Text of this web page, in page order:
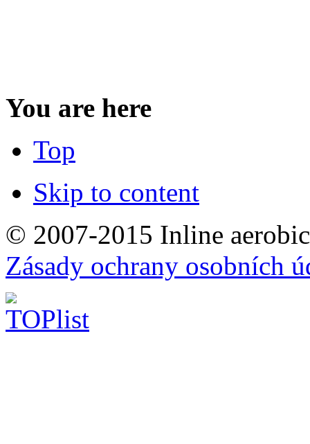
You are here
Top
Skip to content
© 2007-2015 Inline
Zásady ochrany osobních